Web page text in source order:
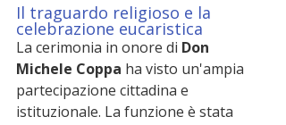
Il traguardo religioso e la
celebrazione eucaristica
La cerimonia in onore di Don
Michele Coppa ha visto un'ampia
partecipazione cittadina e
istituzionale. La funzione è stata